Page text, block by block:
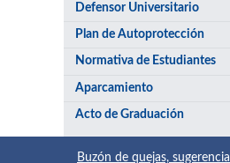
Defensor Universitario
Plan de Autoprotección
Normativa de Estudiantes
Aparcamiento
Acto de Graduación
Buzón de quejas,